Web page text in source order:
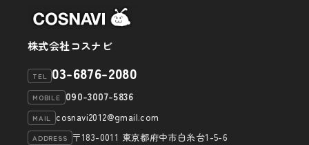
シ
ョ
株式会社コスナビ
TEL 03-6876-2080
MOBILE 090-3007-5836
MAIL cosnavi2012@gmail.com
ADDRESS 〒183-0011 東京都府中市白糸台1-5-6